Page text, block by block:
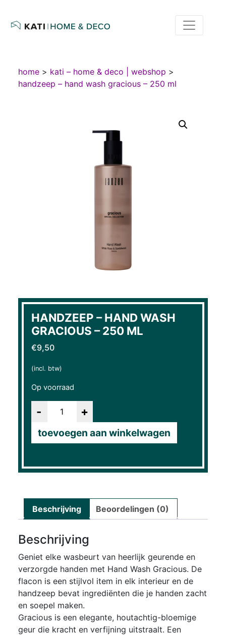
home > kati – home & deco | webshop >
handzeep – hand wash gracious – 250 ml
HANDZEEP – HAND WASH
GRACIOUS – 250 ML
€9,50
(incl. btw)
Op voorraad
toevoegen aan winkelwagen
Beschrijving Beoordelingen (0)
Beschrijving
Geniet elke wasbeurt van heerlijk geurende en
verzorgde handen met Hand Wash Gracious. De
flacon is een stijlvol item in elk interieur en de
handzeep bevat ingrediënten die je handen zacht
en soepel maken.
Gracious is een elegante, houtachtig-bloemige
geur die kracht en verfijning uitstraalt. Een